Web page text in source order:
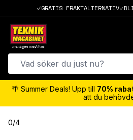
GRATIS FRAKTALTERNATIV
🌴 Summer Deals! Upp till 70%
att du
0/4